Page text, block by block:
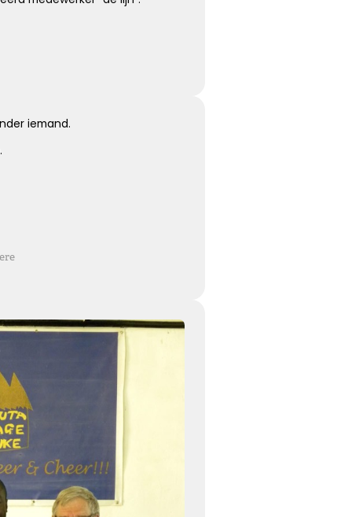
iemand.
Koester de momenten
Kies dit gedicht
Soms is er zoveel dat we voelen maar zo weinig wat we
Eeuwige dankbaarheid
Dank voor wie je was en wat je deed, weet dat ik je nooit
vergeet ...